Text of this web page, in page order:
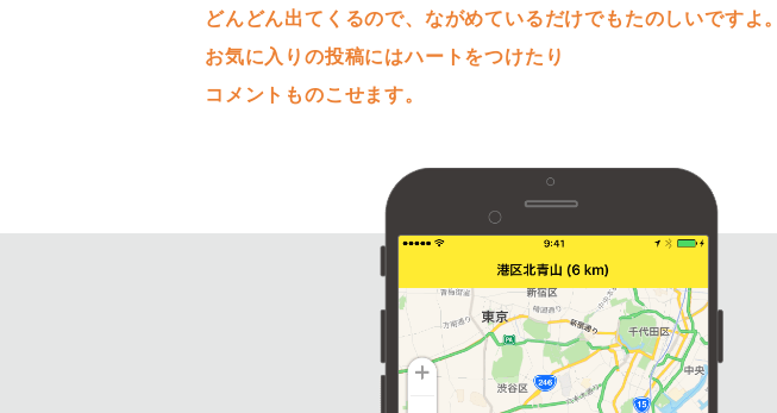
どんどん出てくるので、ながめているだけでもたのしいですよ。
お気に入りの投稿にはハートをつけたり
コメントものこせます。